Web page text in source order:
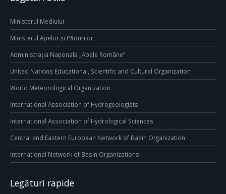
Ministerul Mediului
Ministerul Apelor și Pădurilor
Administrația Națională „Apele Române”
United Nations Educational, Scientific and Cultural Organization
World Meteorological Organization
International Association of Hydrogeologists
International Association of Hydrological Sciences
Central and Eastern European Network of Basin Organization
International Network of Basin Organizations
Legături rapide